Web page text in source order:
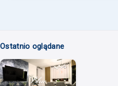
Ostatnio oglądane